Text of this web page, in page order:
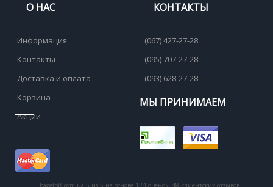
О НАС
Информация
Контакты
Доставка и оплата
Корзина
Акции
КОНТАКТЫ
(067) 427-27-28
(095) 707-27-28
(093) 628-27-28
МЫ ПРИНИМАЕМ
bagetoff.com.ua 5 из 5 на основе 124 оценок. 48 клиентских отзывов